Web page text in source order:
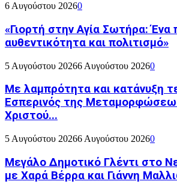
6 Αυγούστου 20260
«Γιορτή στην Αγία Σωτήρα: Ένα
αυθεντικότητα και πολιτισμό»
5 Αυγούστου 20266 Αυγούστου 20260
Με λαμπρότητα και κατάνυξη
Εσπερινός της
Χριστού...
5 Αυγούστου 20266 Αυγούστου 20260
Μεγάλο Δημοτικό Γλέντι στο
με Χαρά Βέρρα και Γιάννη